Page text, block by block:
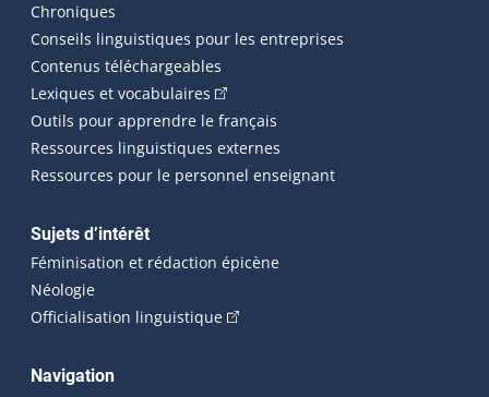
Chroniques
Conseils linguistiques pour les entreprises
Contenus téléchargeables
Lexiques et vocabulaires (Cet hyperlien externe s'ouvrira
Outils pour apprendre le français
Ressources linguistiques externes
Ressources pour le personnel enseignant
Sujets d’intérêt
Féminisation et rédaction épicène
Néologie
Officialisation linguistique(Cet hyperlien externe s'ouvrira
Navigation